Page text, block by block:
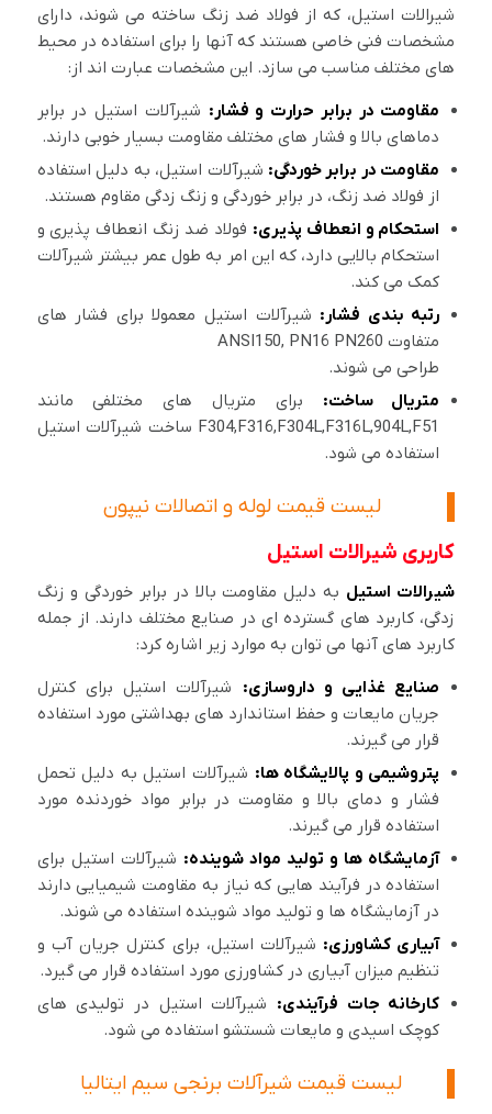
شیرالات استیل، که از فولاد ضد زنگ ساخته می شوند، دارای
مشخصات فنی خاصی هستند که آنها را برای استفاده در محیط
های مختلف مناسب می سازد. این مشخصات عبارت اند از:
مقاومت در برابر حرارت و فشار: شیرآلات استیل در برابر
دماهای بالا و فشار های مختلف مقاومت بسیار خوبی دارند.
مقاومت در برابر خوردگی: شیرآلات استیل، به دلیل استفاده
از فولاد ضد زنگ، در برابر خوردگی و زنگ زدگی مقاوم هستند.
استحکام و انعطاف پذیری: فولاد ضد زنگ انعطاف پذیری و
استحکام بالایی دارد، که این امر به طول عمر بیشتر شیرآلات
کمک می کند.
رتبه بندی فشار: شیرآلات استیل معمولا برای فشار های
متفاوت ANSI150, PN16 PN260
طراحی می شوند.
متریال ساخت: برای متریال های مختلفی مانند
F304,F316,F304L,F316L,904L,F51 ساخت شیرآلات استیل
استفاده می شود.
لیست قیمت لوله و اتصالات نیپون
کاربری شیرالات استیل
شیرالات استیل به دلیل مقاومت بالا در برابر خوردگی و زنگ
زدگی، کاربرد های گسترده ای در صنایع مختلف دارند. از جمله
کاربرد های آنها می توان به موارد زیر اشاره کرد:
صنایع غذایی و داروسازی: شیرآلات استیل برای کنترل
جریان مایعات و حفظ استاندارد های بهداشتی مورد استفاده
قرار می گیرند.
پتروشیمی و پالایشگاه ها: شیرآلات استیل به دلیل تحمل
فشار و دمای بالا و مقاومت در برابر مواد خوردنده مورد
استفاده قرار می گیرند.
آزمایشگاه ها و تولید مواد شوینده: شیرآلات استیل برای
استفاده در فرآیند هایی که نیاز به مقاومت شیمیایی دارند
در آزمایشگاه ها و تولید مواد شوینده استفاده می شوند.
آبیاری کشاورزی: شیرآلات استیل، برای کنترل جریان آب و
تنظیم میزان آبیاری در کشاورزی مورد استفاده قرار می گیرد.
کارخانه جات فرآیندی: شیرآلات استیل در تولیدی های
کوچک اسیدی و مایعات شستشو استفاده می شود.
لیست قیمت شیرآلات برنجی سیم ایتالیا